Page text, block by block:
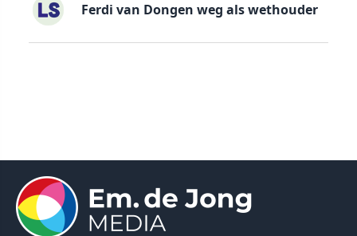
Ferdi van Dongen weg als wethouder